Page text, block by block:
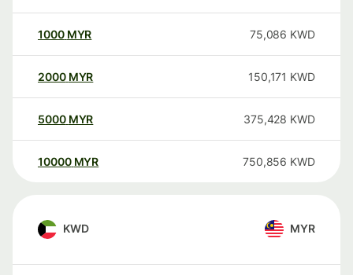
1000 MYR 75,086 KWD
2000 MYR 150,171 KWD
5000 MYR 375,428 KWD
10000 MYR 750,856 KWD
KWD MYR